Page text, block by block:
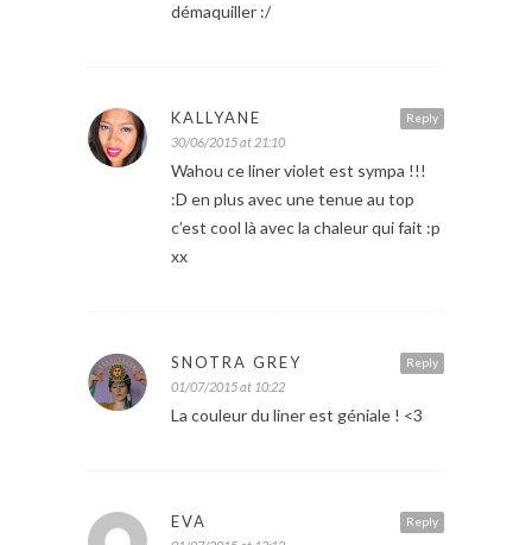
démaquiller :/
Reply
KALLYANE
30/06/2015 at 21:10
Wahou ce liner violet est sympa !!!
:D en plus avec une tenue au top
c’est cool là avec la chaleur qui fait :p
xx
Reply
SNOTRA GREY
01/07/2015 at 10:22
La couleur du liner est géniale ! <3
Reply
EVA